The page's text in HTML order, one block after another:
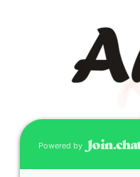
Powered by